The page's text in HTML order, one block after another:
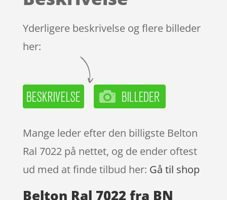
Yderligere beskrivelse og flere billeder
her:
Mange leder efter den billigste Belton
Ral 7022 på nettet, og de ender oftest
ud med at finde tilbud her: Gå til shop
Belton Ral 7022 fra BN